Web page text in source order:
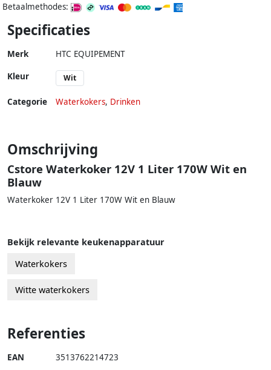
Betaalmethodes:
Specificaties
Merk HTC EQUIPEMENT
Kleur Wit
Categorie Waterkokers, Drinken
Omschrijving
Cstore Waterkoker 12V 1 Liter 170W Wit en
Blauw
Waterkoker 12V 1 Liter 170W Wit en Blauw
Bekijk relevante keukenapparatuur
Waterkokers
Witte waterkokers
Referenties
EAN 3513762214723